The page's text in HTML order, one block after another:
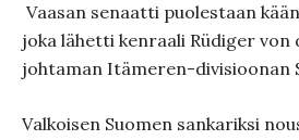
Vaasan senaatti puolestaan
joka lähetti kenraali Rüdiger von
johtaman Itämeren-divisioonan
Valkoisen Suomen sankariksi